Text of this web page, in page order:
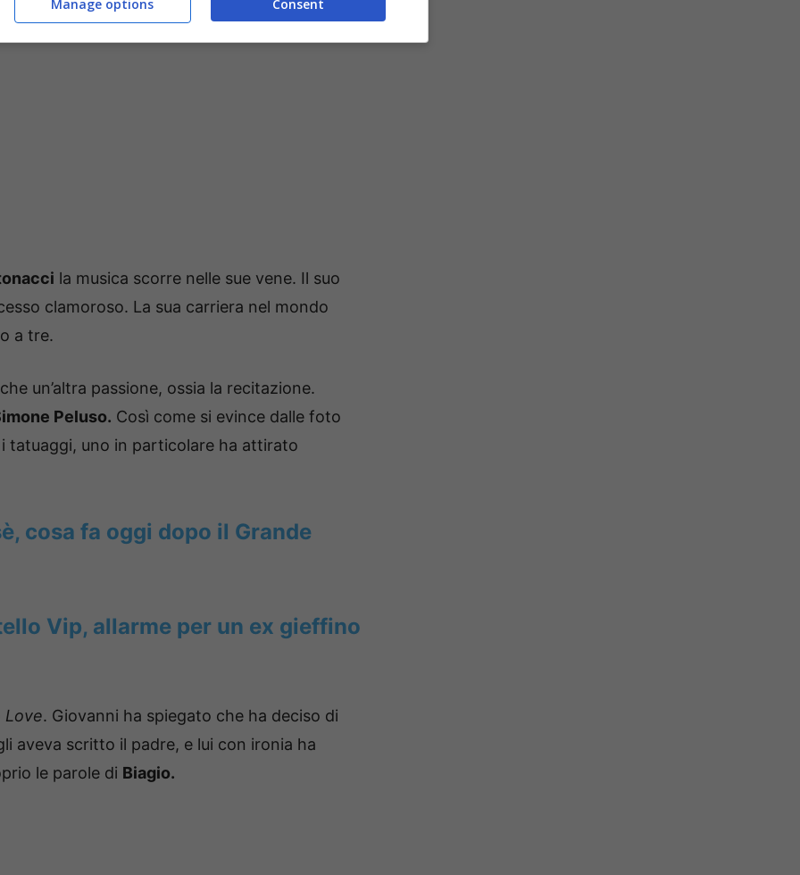
la musica scorre nelle sue vene. Il suo
clamoroso. La sua carriera nel mondo
a tre.
un’altra passione, ossia la recitazione.
Peluso. Così come si evince dalle foto
tatuaggi, uno in particolare ha attirato
cosa fa oggi dopo il Grande
Vip, allarme per un ex gieffino
Love. Giovanni ha spiegato che ha deciso di
aveva scritto il padre, e lui con ironia ha
le parole di Biagio.
Consent
Manage options